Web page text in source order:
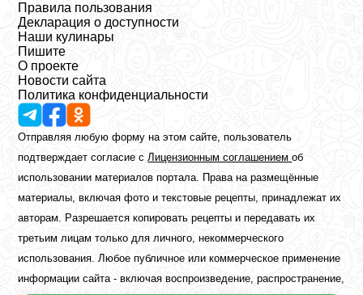
Правила пользования
Декларация о доступности
Наши кулинары
Пишите
О проекте
Новости сайта
Политика конфиденциальности
Отправляя любую форму на этом сайте, пользователь
подтверждает согласие сЛицензионным соглашениемоб
использовании материалов портала. Права на размещённые
материалы, включая фото и текстовые рецепты, принадлежат их
авторам. Разрешается копировать рецепты и передавать их
третьим лицам только для личного, некоммерческого
использования. Любое публичное или коммерческое применение
информации сайта - включая воспроизведение, распространение,